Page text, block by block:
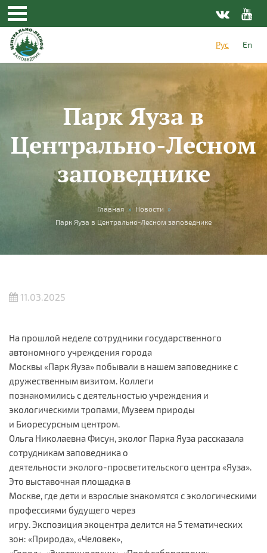
Перейти к основному содержанию
Рус
En
Парк Яуза в
Центрально-Лесном
заповеднике
Вы здесь Главная » Новости »
Парк Яуза в Центрально-Лесном заповеднике
11.03.2025
На прошлой неделе сотрудники государственного
автономного учреждения города
Москвы «Парк Яуза» побывали в нашем заповеднике с
дружественным визитом. Коллеги
познакомились с деятельностью учреждения и
экологическими тропами, Музеем природы
и Биоресурсным центром.
Ольга Николаевна Фисун, эколог Парка Яуза рассказала
сотрудникам заповедника о
деятельности эколого-просветительского центра «Яуза».
Это выставочная площадка в
Москве, где дети и взрослые знакомятся с экологическими
профессиями будущего через
игру. Экспозиция экоцентра делится на 5 тематических
зон: «Природа», «Человек»,